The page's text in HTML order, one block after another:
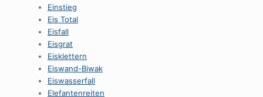
Einstieg
Eis Total
Eisfall
Eisgrat
Eisklettern
Eiswand-Biwak
Eiswasserfall
Elefantenreiten